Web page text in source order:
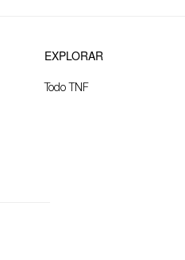
EXPLORAR
Todo TNF